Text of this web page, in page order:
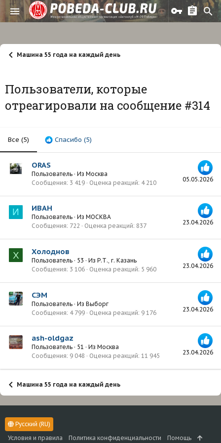
Машина 55 года на каждый день
Пользователи, которые
отреагировали на сообщение #314
Все (5) Спасибо (5)
05.05.2026
ORAS
Пользователь · Из Москва
Сообщения 3 419 Оценка реакций 4 210
И
23.04.2026
ИВАН
Пользователь · Из МОСКВА
Сообщения 722 Оценка реакций 837
Х
23.04.2026
Холоднов
Пользователь · 53 · Из Р.Т., г. Казань
Сообщения 3 106 Оценка реакций 5 960
23.04.2026
СЭМ
Пользователь · Из Выборг
Сообщения 4 799 Оценка реакций 9 176
23.04.2026
ash-oldgaz
Пользователь · 51 · Из Москва
Сообщения 9 048 Оценка реакций 11 945
Машина 55 года на каждый день
Русский (RU)
Условия и правила
Политика конфиденциальности Помощь